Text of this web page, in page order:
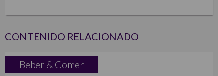
CONTENIDO RELACIONADO
Beber & Comer